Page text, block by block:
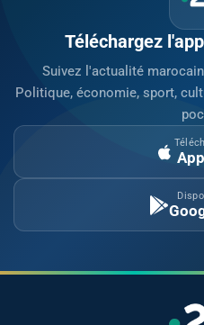
Téléchargez
Suivez l'actualité
Politique, économie, sport,